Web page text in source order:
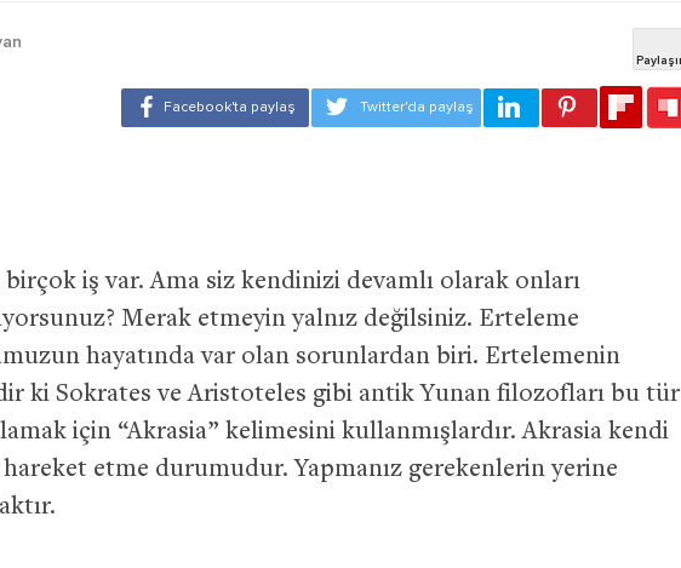
birçok iş var. Ama siz kendinizi devamlı olarak onları
Merak etmeyin yalnız değilsiniz. Erteleme
hayatında var olan sorunlardan biri. Ertelemenin
ki Sokrates ve Aristoteles gibi antik Yunan filozofları bu tür
için “Akrasia” kelimesini kullanmışlardır. Akrasia kendi
hareket etme durumudur. Yapmanız gerekenlerin yerine